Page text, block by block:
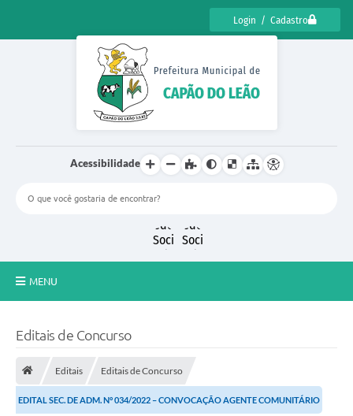
Login / Cadastro
Acessibilidade
MENU
Transparência
Editais de Concurso
Editais Editais de Concurso
EDITAL SEC. DE ADM. N° 034/2022 – CONVOCAÇÃO AGENTE COMUNITÁRIO